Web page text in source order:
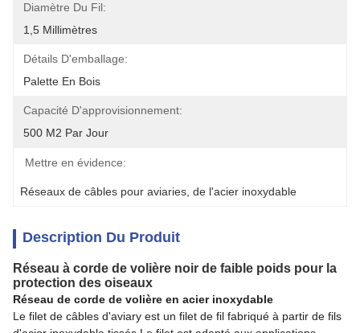
Diamètre Du Fil:
1,5 Millimètres
Détails D'emballage:
Palette En Bois
Capacité D'approvisionnement:
500 M2 Par Jour
Mettre en évidence:
Réseaux de câbles pour aviaries de l'acier inoxydable
Description Du Produit
Réseau à corde de volière noir de faible poids pour la
protection des oiseaux
Réseau de corde de volière en acier inoxydable
Le filet de câbles d'aviary est un filet de fil fabriqué à partir de fils